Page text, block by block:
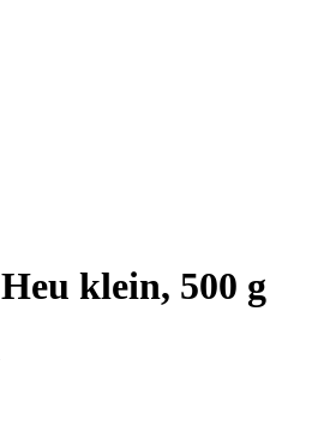
Heu klein, 500 g